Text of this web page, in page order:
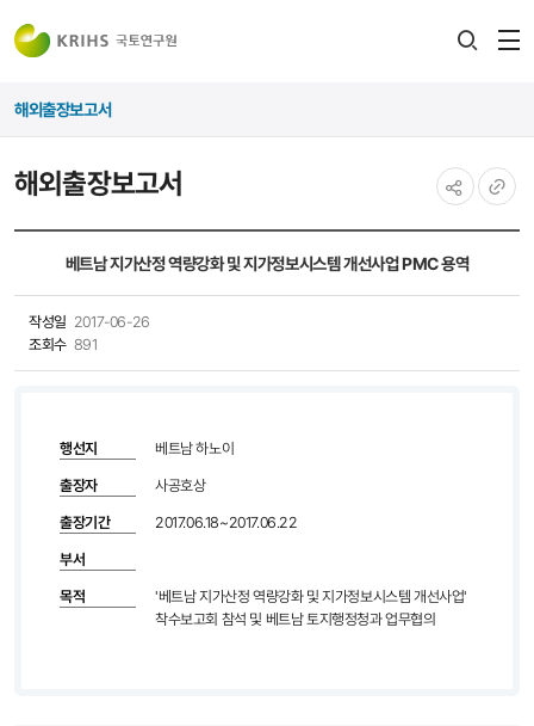
해외출장보고서
해외출장보고서
베트남 지가산정 역량강화 및 지가정보시스템 개선사업 PMC 용역
작성일 2017-06-26
조회수 891
행선지 베트남 하노이
출장자 사공호상
출장기간 2017.06.18~2017.06.22
부서
목적
'베트남 지가산정 역량강화 및 지가정보시스템 개선사업'
착수보고회 참석 및 베트남 토지행정청과 업무협의